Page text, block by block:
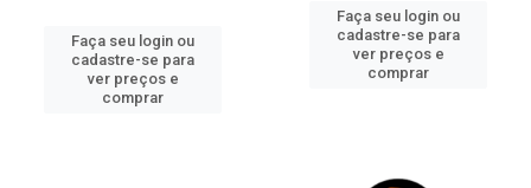
Faça seu login ou
cadastre-se para
ver preços e
comprar
Faça seu login ou
cadastre-se para
ver preços e
comprar